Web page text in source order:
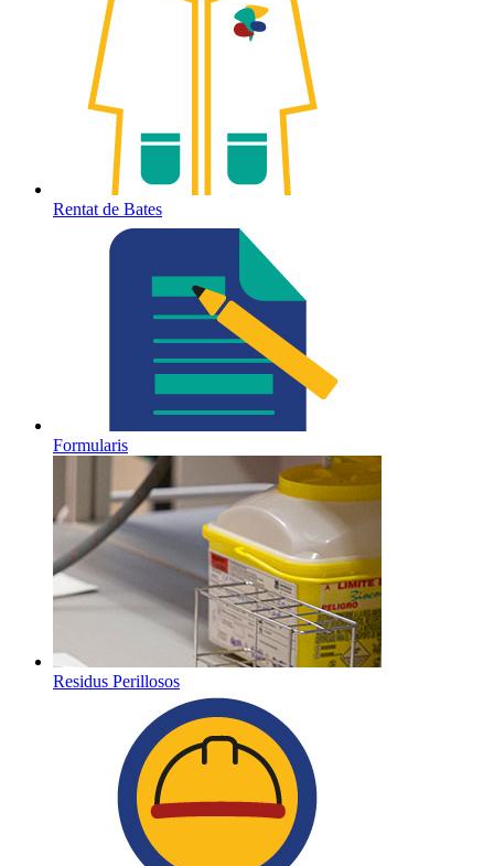
Rentat de Bates
Formularis
Residus Perillosos